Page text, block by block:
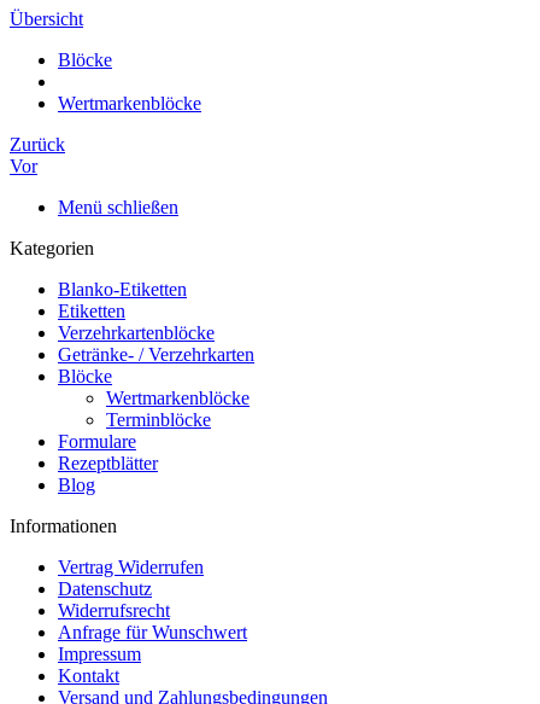
Übersicht
Blöcke
Wertmarkenblöcke
Zurück
Vor
Menü schließen
Kategorien
Blanko-Etiketten
Etiketten
Verzehrkartenblöcke
Getränke- / Verzehrkarten
Blöcke
Wertmarkenblöcke
Terminblöcke
Formulare
Rezeptblätter
Blog
Informationen
Vertrag Widerrufen
Datenschutz
Widerrufsrecht
Anfrage für Wunschwert
Impressum
Kontakt
Versand und Zahlungsbedingungen